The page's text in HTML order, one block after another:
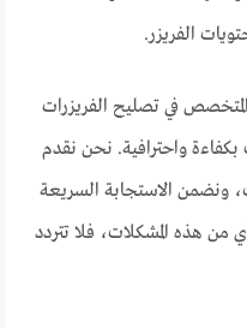
الفريزر.
في تصليح الفريزرات
واحترافية. نحن نقدم
ونضمن الاستجابة السريعة
من هذه المشكلات، فلا تتردد